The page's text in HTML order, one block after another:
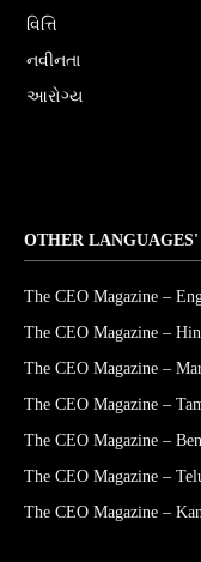
વિત્તિ
નવીનતા
આરોગ્ય
OTHER LANGUAGES'
The CEO Magazine –
The CEO Magazine –
The CEO Magazine –
The CEO Magazine –
The CEO Magazine –
The CEO Magazine –
The CEO Magazine –